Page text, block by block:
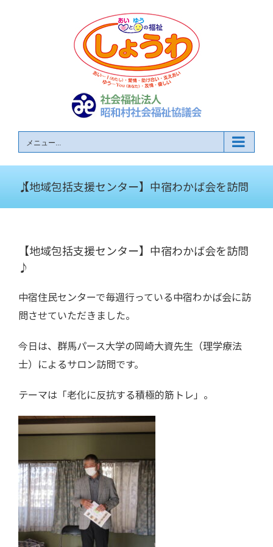
メニュー...
【地域包括支援センター】中宿わかば会を訪問♪
【地域包括支援センター】中宿わかば会を訪問
♪
中宿住民センターで毎週行っている中宿わかば会に訪
問させていただきました。
今日は、群馬パース大学の岡崎大資先生（理学療法
士）によるサロン訪問です。
テーマは「老化に反抗する積極的筋トレ」。